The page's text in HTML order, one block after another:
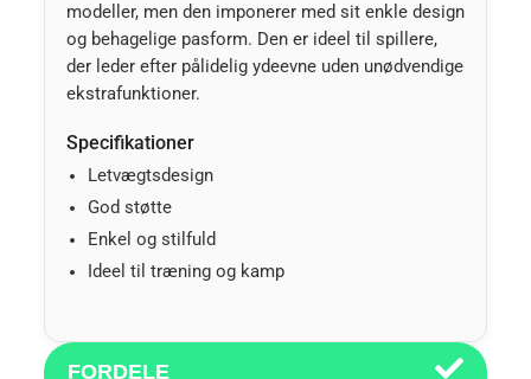
modeller, men den imponerer med sit enkle design
og behagelige pasform. Den er ideel til spillere,
der leder efter pålidelig ydeevne uden unødvendige
ekstrafunktioner.
Specifikationer
Letvægtsdesign
God støtte
Enkel og stilfuld
Ideel til træning og kamp
FORDELE